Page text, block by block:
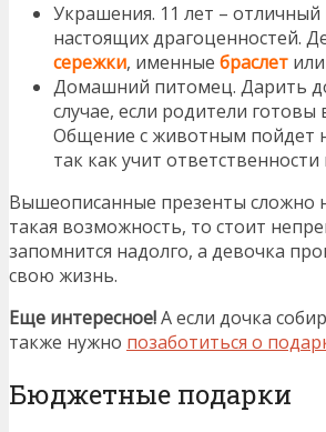
Украшения. 11 лет –
настоящих драгоценностей.
сережки, именные браслет или
Домашний питомец. Дарить
случае, если родители
Общение с животным пойдет
так как учит
Вышеописанные презенты сложно
такая возможность, то стоит
запомнится надолго, а девочка
свою жизнь.
Еще интересное!А если дочка
также нужно позаботиться о
Бюджетные подарки